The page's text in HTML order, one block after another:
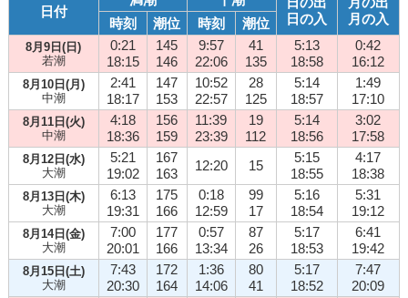
日付
日の入
月の入
時刻 潮位 時刻 潮位
8月9日(日)
若潮
0:21
18:15
145
146
9:57
22:06
41
135
5:13
18:58
0:42
16:12
8月10日(月)
中潮
2:41
18:17
147
153
10:52
22:57
28
125
5:14
18:57
1:49
17:10
8月11日(火)
中潮
4:18
18:36
156
159
11:39
23:39
19
112
5:14
18:56
3:02
17:58
8月12日(水)
大潮
5:21
19:02
167
163
12:20 15
5:15
18:55
4:17
18:38
8月13日(木)
大潮
6:13
19:31
175
166
0:18
12:59
99
17
5:16
18:54
5:31
19:12
8月14日(金)
大潮
7:00
20:01
177
166
0:57
13:34
87
26
5:17
18:53
6:41
19:42
8月15日(土)
大潮
7:43
20:30
172
164
1:36
14:06
80
41
5:17
18:52
7:47
20:09